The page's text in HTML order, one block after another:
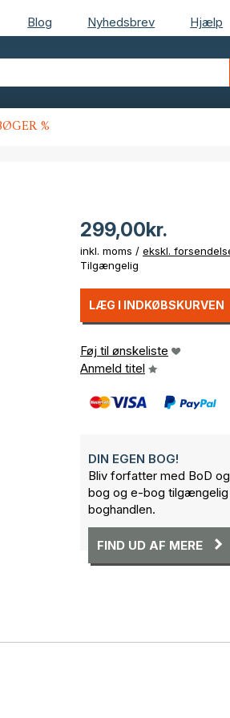
Blog Nyhedsbrev Hjælp
%
299,00kr.
inkl. moms / ekskl.
Tilgængelig
LÆG I INDKØBSKURVEN
Føj til ønskeliste
Anmeld titel
DIN EGEN BOG!
Bliv forfatter med BoD
bog og e-bog tilgængelig
boghandlen.
FIND UD AF MERE